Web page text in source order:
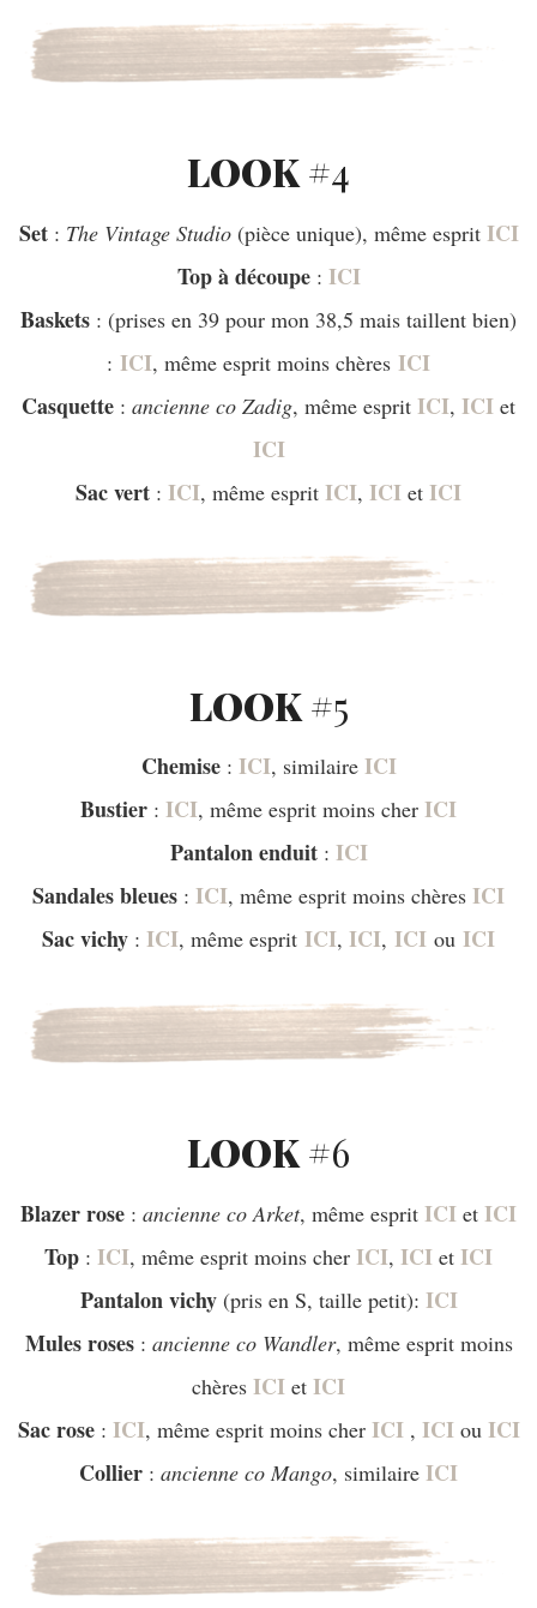
LOOK #4
Set: The Vintage Studio(pièce unique), même esprit ICI
Top à découpe: ICI
Baskets : (prises en 39 pour mon 38,5 mais taillent bien)
: ICI, même esprit moins chères ICI
Casquette : ancienne co Zadig, même esprit ICI, ICI et
ICI
Sac vert : ICI, même esprit ICI, ICI et ICI
LOOK #5
Chemise: ICI, similaire ICI
Bustier : ICI, même esprit moins cher ICI
Pantalon enduit: ICI
Sandales bleues : ICI, même esprit moins chères ICI
Sac vichy : ICI, même esprit ICI, ICI, ICI ou ICI
LOOK #6
Blazer rose : ancienne co Arket, même esprit ICI et ICI
Top : ICI, même esprit moins cher ICI, ICI et ICI
Pantalon vichy(pris en S, taille petit): ICI
Mules roses: ancienne co Wandler, même esprit moins
chères ICI et ICI
Sac rose: ICI, même esprit moins cher ICI, ICIou ICI
Collier : ancienne co Mango, similaire ICI